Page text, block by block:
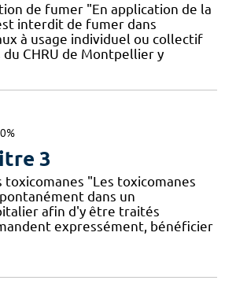
de fumer "En application de la
interdit de fumer dans
à usage individuel ou collectif
CHRU de Montpellier y
3
toxicomanes "Les toxicomanes
dans un
afin d'y être traités
expressément, bénéficier